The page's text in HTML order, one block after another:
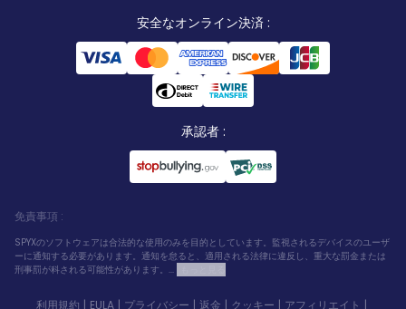
安全なオンライン決済 :
承認者 :
免責事項 :
SPYXのソフトウェアは合法的な使用のみを目的としています。監視されるデバイスのユーザ
ーに通知する必要があります。通知を怠ると、適用される法律に違反し、重大な罰金または
刑事罰が科される可能性があります。...
利用規約 | EULA | プライバシー | 返金 | クッキー | アフィリエイト |